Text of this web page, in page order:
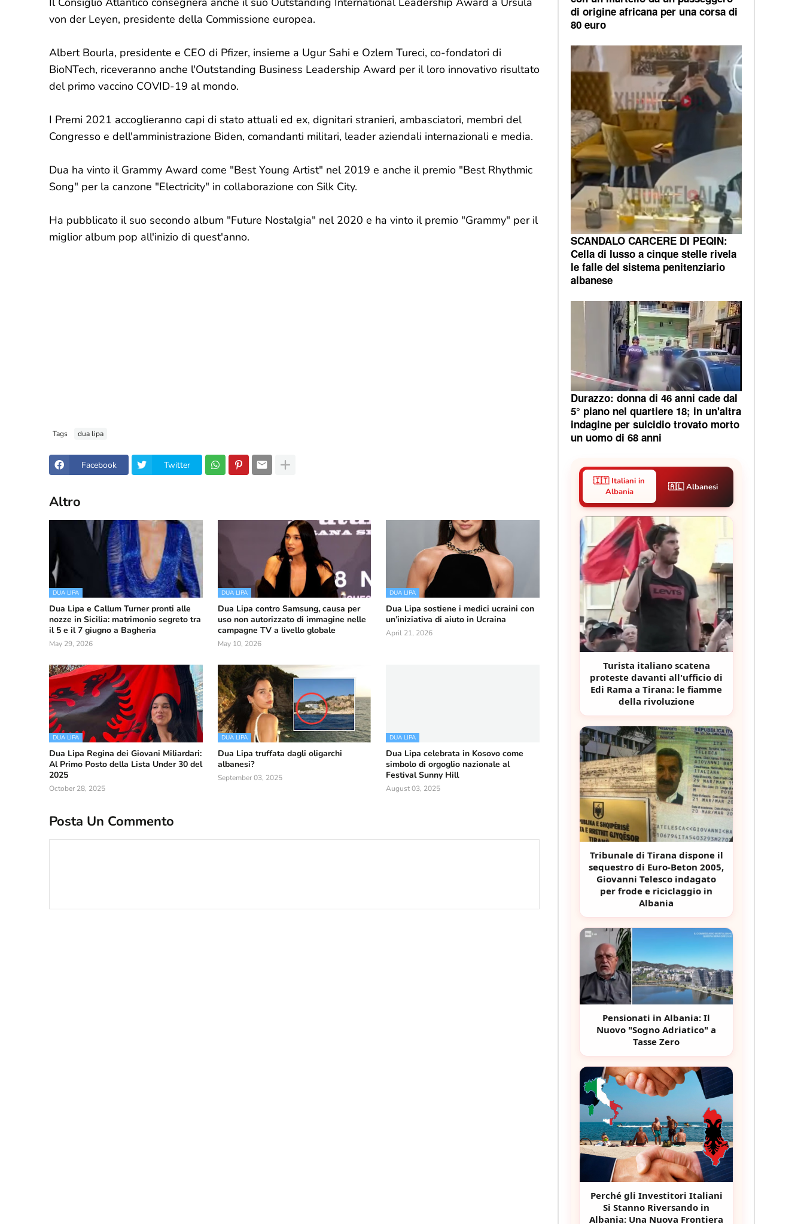
von der Leyen, presidente della Commissione europea.
Albert Bourla, presidente e CEO di Pfizer, insieme a Ugur Sahi e Ozlem Tureci, co-fondatori di
BioNTech, riceveranno anche l'Outstanding Business Leadership Award per il loro innovativo risultato
del primo vaccino COVID-19 al mondo.
I Premi 2021 accoglieranno capi di stato attuali ed ex, dignitari stranieri, ambasciatori, membri del
Congresso e dell'amministrazione Biden, comandanti militari, leader aziendali internazionali e media.
Dua ha vinto il Grammy Award come "Best Young Artist" nel 2019 e anche il premio "Best Rhythmic
Song" per la canzone "Electricity" in collaborazione con Silk City.
Ha pubblicato il suo secondo album "Future Nostalgia" nel 2020 e ha vinto il premio "Grammy" per il
miglior album pop all'inizio di quest'anno.
Tags dua lipa
Facebook Twitter
Altro
DUA LIPA
Dua Lipa e Callum Turner pronti alle
nozze in Sicilia: matrimonio segreto tra
il 5 e il 7 giugno a Bagheria
May 29, 2026
DUA LIPA
Dua Lipa contro Samsung, causa per
uso non autorizzato di immagine nelle
campagne TV a livello globale
May 10, 2026
DUA LIPA
Dua Lipa sostiene i medici ucraini con
un’iniziativa di aiuto in Ucraina
April 21, 2026
DUA LIPA
Dua Lipa Regina dei Giovani Miliardari:
Al Primo Posto della Lista Under 30 del
2025
October 28, 2025
DUA LIPA
Dua Lipa truffata dagli oligarchi
albanesi?
September 03, 2025
DUA LIPA
Dua Lipa celebrata in Kosovo come
simbolo di orgoglio nazionale al
Festival Sunny Hill
August 03, 2025
Posta Un Commento
di origine africana per una corsa di
80 euro
SCANDALO CARCERE DI PEQIN:
Cella di lusso a cinque stelle rivela
le falle del sistema penitenziario
albanese
Durazzo: donna di 46 anni cade dal
5° piano nel quartiere 18; in un'altra
indagine per suicidio trovato morto
un uomo di 68 anni
🇮🇹 Italiani in
Albania
🇦🇱 Albanesi
Turista italiano scatena
proteste davanti all'ufficio di
Edi Rama a Tirana: le fiamme
della rivoluzione
Tribunale di Tirana dispone il
sequestro di Euro-Beton 2005,
Giovanni Telesco indagato
per frode e riciclaggio in
Albania
Pensionati in Albania: Il
Nuovo "Sogno Adriatico" a
Tasse Zero
Perché gli Investitori Italiani
Si Stanno Riversando in
Albania: Una Nuova Frontiera